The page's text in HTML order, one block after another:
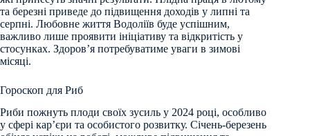
та березні приведе до підвищення доходів у липні та
серпні. Любовне життя Водоліїв буде успішним,
важливо лише проявити ініціативу та відкритість у
стосунках. Здоров’я потребуватиме уваги в зимові
місяці.
Гороскоп для Риб
Риби пожнуть плоди своїх зусиль у 2024 році, особливо
у сфері кар’єри та особистого розвитку. Січень-березень